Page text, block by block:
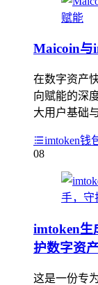
Maicoin与
在数字资产
向赋能的深
大用户基础
imtoken钱
08
imtoken生
护数字资
这是一份专